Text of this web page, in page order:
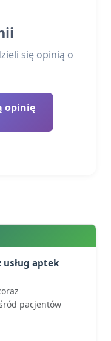
się opinią o
opinię
usług aptek
pacjentów